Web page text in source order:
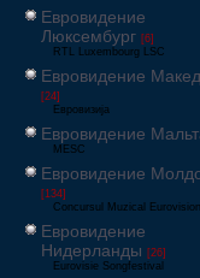
Евровидение
Люксембург [6]
RTL Luxembourg LSC
Евровидение
[24]
Евровизија
Евровидение
MESC
Евровидение
[134]
Concursul Muzical Eurovision
Евровидение
Нидерланды [26]
Eurovisie Songfestival